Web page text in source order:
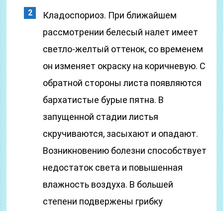
Кладоспориоз. При ближайшем
рассмотрении белесый налет имеет
светло-желтый оттенок, со временем
он изменяет окраску на коричневую. С
обратной стороны листа появляются
бархатистые бурые пятна. В
запущенной стадии листья
скручиваются, засыхают и опадают.
Возникновению болезни способствует
недостаток света и повышенная
влажность воздуха. В большей
степени подвержены грибку